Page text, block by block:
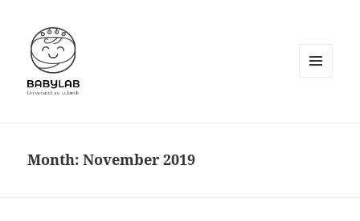
Month:November 2019